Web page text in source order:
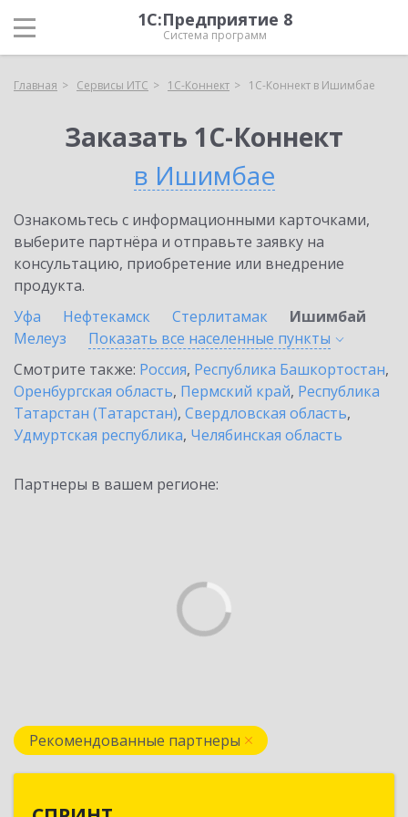
1С:Предприятие 8
Система программ
Главная Сервисы ИТС 1С-Коннект 1С-Коннект в Ишимбае
Заказать 1С-Коннект
в Ишимбае
Ознакомьтесь с информационными карточками,
выберите партнёра и отправьте заявку на
консультацию, приобретение или внедрение
продукта.
Уфа
Нефтекамск Стерлитамак
Ишимбай
Мелеуз
Показать все населенные пункты
Смотрите также: Россия, Республика Башкортостан,
Оренбургская область, Пермский край, Республика
Татарстан (Татарстан), Свердловская область,
Удмуртская республика, Челябинская область
Партнеры в вашем регионе:
Рекомендованные партнеры